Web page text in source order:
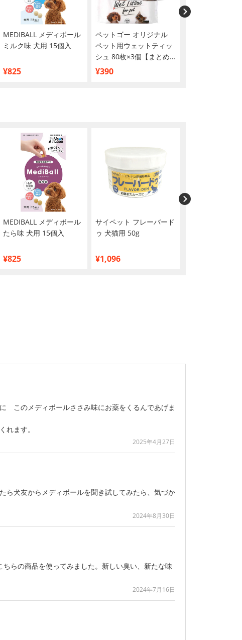
MEDIBALL メディボール
ミルク味 犬用 15個入
¥825
ペットゴー オリジナル
ペット用ウェットティッ
シュ 80枚×3個【まとめ
買い】
¥390
MEDIBALL メディボール
たら味 犬用 15個入
¥825
サイペット フレーバード
ゥ 犬猫用 50g
¥1,096
このメディボールささみ味にお薬をくるんであげま
ます。
2025年4月27日
ら犬友からメディボールを聞き試してみたら、気づか
2024年8月30日
らの商品を使ってみました。新しい臭い、新たな味
2024年7月16日